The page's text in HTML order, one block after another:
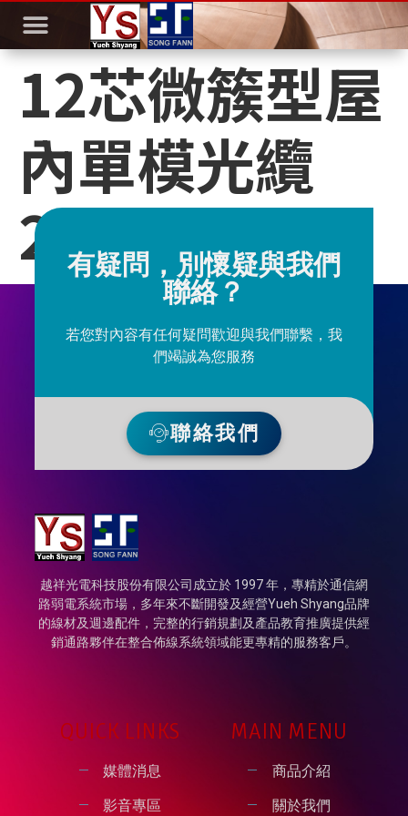
12芯微簇型屋
內單模光纜
2MB
有疑問，別懷疑與我們
聯絡？
若您對內容有任何疑問歡迎與我們聯繫，我
們竭誠為您服務
聯絡我們
越祥光電科技股份有限公司成立於 1997 年，專精於通信網
路弱電系統市場，多年來不斷開發及經營Yueh Shyang品牌
的線材及週邊配件，完整的行銷規劃及產品教育推廣提供經
銷通路夥伴在整合佈線系統領域能更專精的服務客戶。
QUICK LINKS
媒體消息
影音專區
MAIN MENU
商品介紹
關於我們